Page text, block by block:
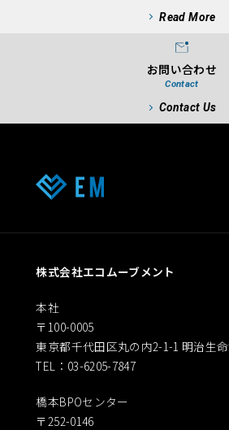
Read More
お問い合わせ
Contact
Contact Us
株式会社エコムーブメント
本社
〒100-0005
東京都千代田区丸の内2-1-1 明治生
TEL：03-6205-7847
橋本BPOセンター
〒252-0146